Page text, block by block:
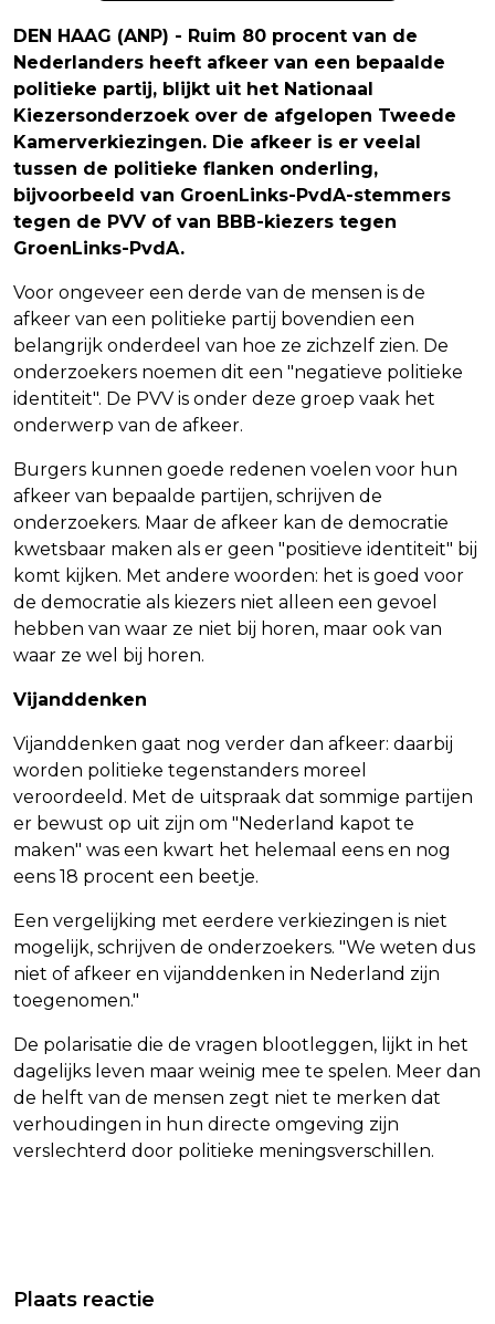
DEN HAAG (ANP) - Ruim 80 procent van de
Nederlanders heeft afkeer van een bepaalde
politieke partij, blijkt uit het Nationaal
Kiezersonderzoek over de afgelopen Tweede
Kamerverkiezingen. Die afkeer is er veelal
tussen de politieke flanken onderling,
bijvoorbeeld van GroenLinks-PvdA-stemmers
tegen de PVV of van BBB-kiezers tegen
GroenLinks-PvdA.
Voor ongeveer een derde van de mensen is de
afkeer van een politieke partij bovendien een
belangrijk onderdeel van hoe ze zichzelf zien. De
onderzoekers noemen dit een "negatieve politieke
identiteit". De PVV is onder deze groep vaak het
onderwerp van de afkeer.
Burgers kunnen goede redenen voelen voor hun
afkeer van bepaalde partijen, schrijven de
onderzoekers. Maar de afkeer kan de democratie
kwetsbaar maken als er geen "positieve identiteit" bij
komt kijken. Met andere woorden: het is goed voor
de democratie als kiezers niet alleen een gevoel
hebben van waar ze niet bij horen, maar ook van
waar ze wel bij horen.
Vijanddenken
Vijanddenken gaat nog verder dan afkeer: daarbij
worden politieke tegenstanders moreel
veroordeeld. Met de uitspraak dat sommige partijen
er bewust op uit zijn om "Nederland kapot te
maken" was een kwart het helemaal eens en nog
eens 18 procent een beetje.
Een vergelijking met eerdere verkiezingen is niet
mogelijk, schrijven de onderzoekers. "We weten dus
niet of afkeer en vijanddenken in Nederland zijn
toegenomen."
De polarisatie die de vragen blootleggen, lijkt in het
dagelijks leven maar weinig mee te spelen. Meer dan
de helft van de mensen zegt niet te merken dat
verhoudingen in hun directe omgeving zijn
verslechterd door politieke meningsverschillen.
GOOGLE AI-SAMENVATTINGEN
MEESTE NEDERLANDERS HEBBEN
Plaats reactie